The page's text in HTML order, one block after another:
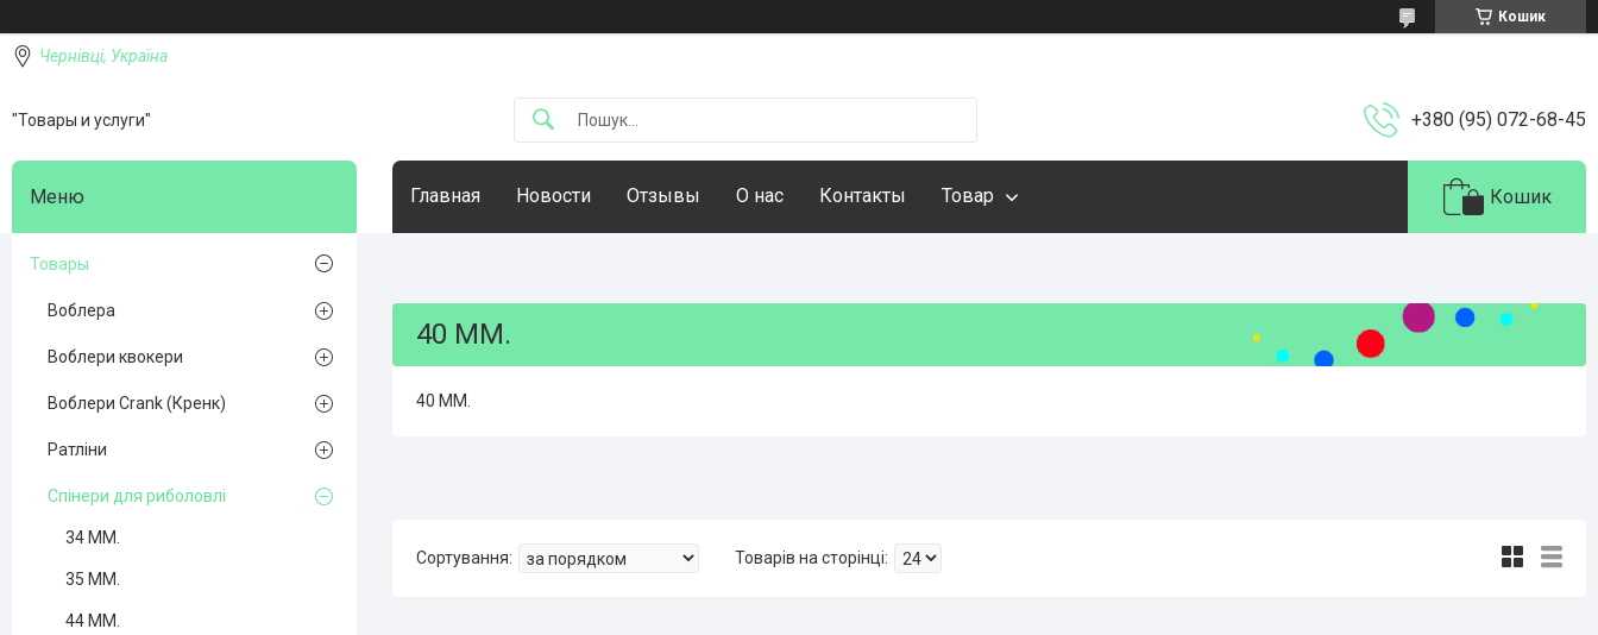
Кошик
Чернівці, Україна
"Товары и услуги" +380 (95) 072-68-45
Главная Новости Отзывы О нас Контакты Товар Кошик
40 ММ.
40 ММ.
Товары
Воблера
Воблери квокери
Воблери Crank (Кренк)
Ратліни
Спінери для риболовлі
34 ММ.
35 ММ.
44 ММ.